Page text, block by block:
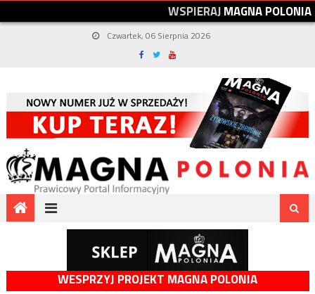
WSPIERAJMAGNAPOLONIA
Czwartek, 06 Sierpnia 2026
WESPRZYJ PROJEKT MAGNA POLONIA